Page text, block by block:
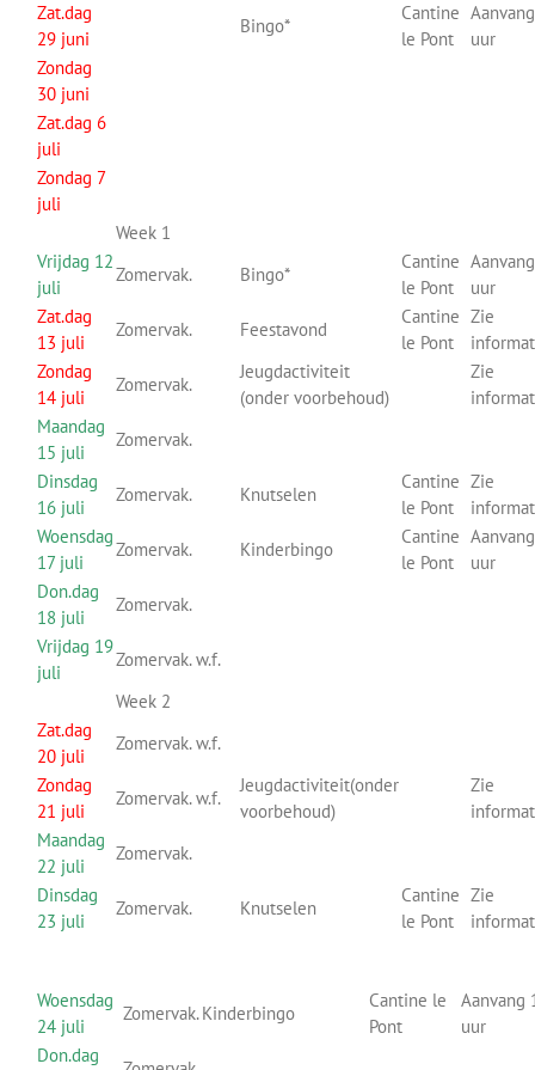
Zat.dag
29 juni
Bingo*
Cantine
le Pont
uur
Zondag
30 juni
Zat.dag 6
juli
Zondag 7
juli
Week 1
Vrijdag 12
juli
Zomervak. Bingo*
Cantine
le Pont
uur
Zat.dag
13 juli
Zomervak. Feestavond
Cantine
le Pont
Zie
Zondag
14 juli
Zomervak.
Jeugdactiviteit
(onder voorbehoud)
Zie
Maandag
15 juli
Zomervak.
Dinsdag
16 juli
Zomervak. Knutselen
Cantine
le Pont
Zie
Woensdag
17 juli
Zomervak. Kinderbingo
Cantine
le Pont
uur
Don.dag
18 juli
Zomervak.
Vrijdag 19
juli
Zomervak. w.f.
Week 2
Zat.dag
20 juli
Zomervak. w.f.
Zondag
21 juli
Zomervak. w.f.
Jeugdactiviteit(onder
voorbehoud)
Zie
Maandag
22 juli
Zomervak.
Dinsdag
23 juli
Zomervak. Knutselen
Cantine
le Pont
Zie
Woensdag
24 juli
Zomervak.Kinderbingo
Cantine le
Pont
Aanvang
uur
Don.dag